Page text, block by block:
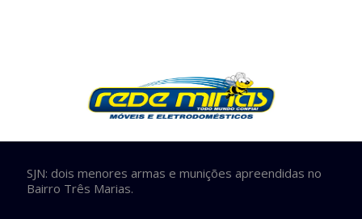
SJN: dois menores armas e munições apreendidas no
Bairro Três Marias.